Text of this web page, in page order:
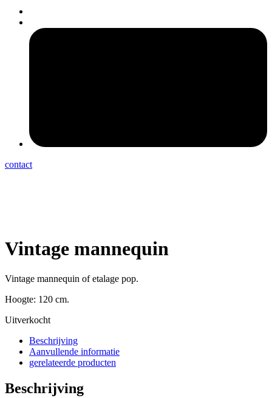
contact
Vintage mannequin
Vintage mannequin of etalage pop.
Hoogte: 120 cm.
Uitverkocht
Beschrijving
Aanvullende informatie
gerelateerde producten
Beschrijving